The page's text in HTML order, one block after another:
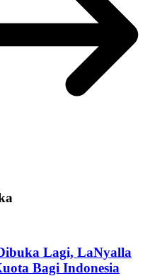
Lagi, LaNyalla
Bagi Indonesia